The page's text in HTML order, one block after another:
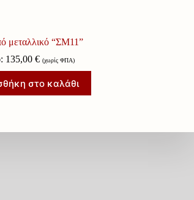
μεταλλικό “ΣΜ11”
135,00€ (χωρίς ΦΠΑ)
στο καλάθι